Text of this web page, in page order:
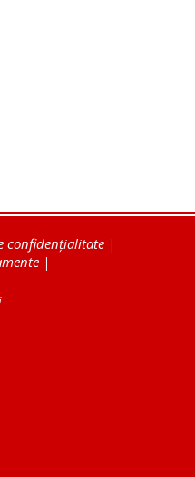
confidențialitate |
|